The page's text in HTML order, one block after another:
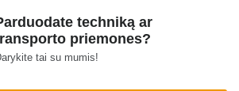
techniką ar
priemones?
tai su mumis!